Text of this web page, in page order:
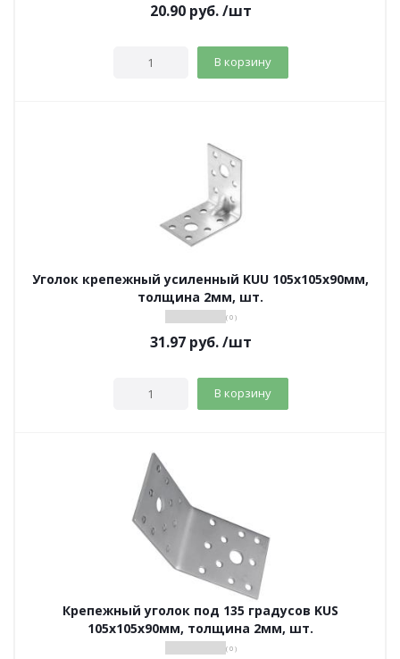
20.90руб. /шт
В корзину
Уголок крепежный усиленный KUU 105х105х90мм,
толщина 2мм, шт.
( 0 )
31.97руб. /шт
В корзину
Крепежный уголок под 135 градусов KUS
105х105х90мм, толщина 2мм, шт.
( 0 )